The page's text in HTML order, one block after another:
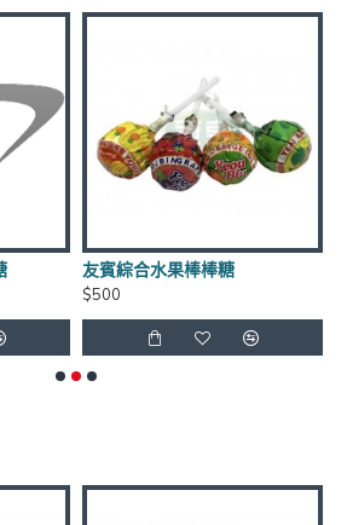
後3日至7日
收到之商品距有效日期前90天以
期皆不同)
元
友賓綜合水果棒棒糖
$500